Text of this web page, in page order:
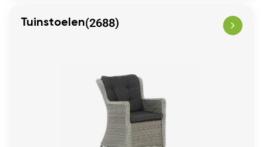
Tuinstoelen(2688)